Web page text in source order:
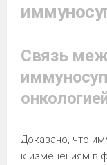
Связь
Доказано, что
к изменениям в